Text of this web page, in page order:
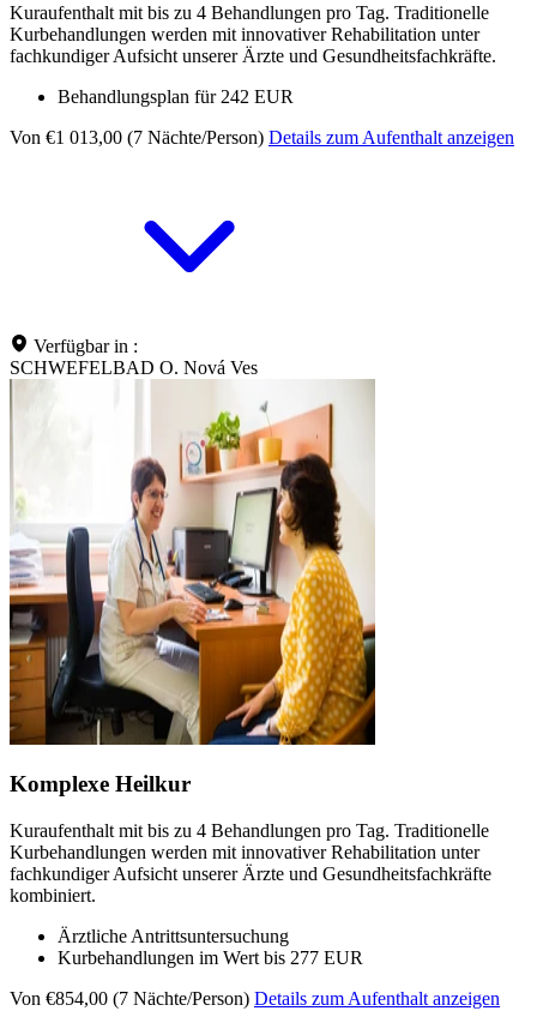
Kuraufenthalt mit bis zu 4 Behandlungen pro Tag. Traditionelle
Kurbehandlungen werden mit innovativer Rehabilitation unter
fachkundiger Aufsicht unserer Ärzte und Gesundheitsfachkräfte.
Behandlungsplan für 242 EUR
Von €1 013,00 (7 Nächte/Person) Details zum Aufenthalt anzeigen
Verfügbar in :
SCHWEFELBAD O. Nová Ves
Komplexe Heilkur
Kuraufenthalt mit bis zu 4 Behandlungen pro Tag. Traditionelle
Kurbehandlungen werden mit innovativer Rehabilitation unter
fachkundiger Aufsicht unserer Ärzte und Gesundheitsfachkräfte
kombiniert.
Ärztliche Antrittsuntersuchung
Kurbehandlungen im Wert bis 277 EUR
Von €854,00 (7 Nächte/Person) Details zum Aufenthalt anzeigen